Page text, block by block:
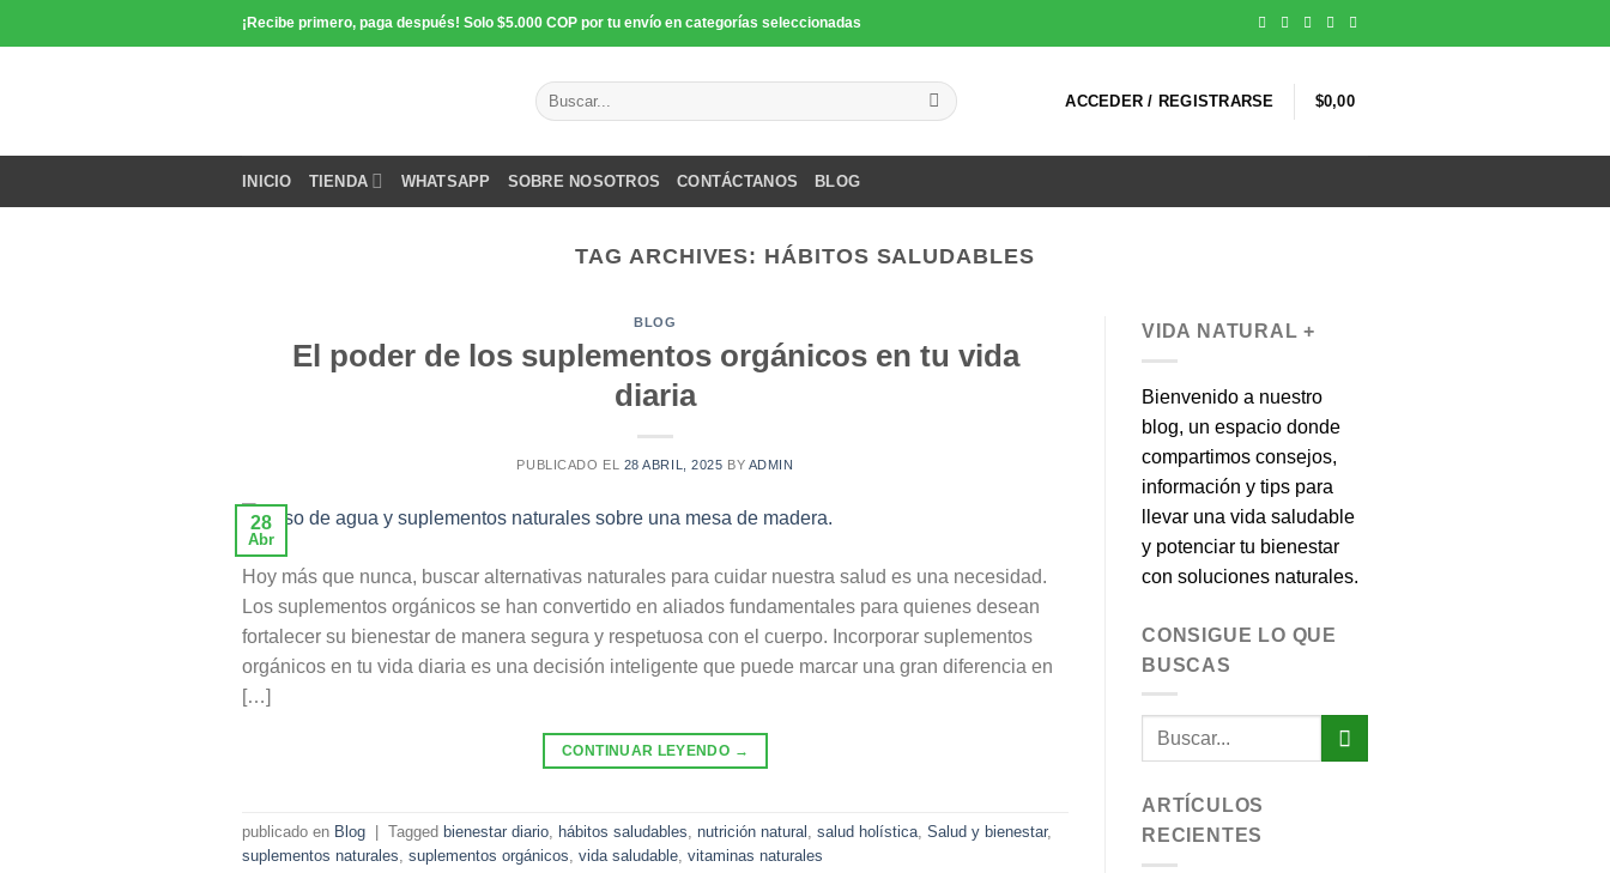
contenido
¡Recibe primero, paga después! Solo $5.000 COP por tu envío en categorías seleccionadas
Buscar
por:
ACCEDER / REGISTRARSE $0,00
INICIO TIENDA WHATSAPP SOBRE NOSOTROS CONTÁCTANOS BLOG
TAG ARCHIVES: HÁBITOS SALUDABLES
BLOG
El poder de los suplementos orgánicos en tu vida
diaria
PUBLICADO EL 28 ABRIL, 2025 BY ADMIN
28
Abr
Hoy más que nunca, buscar alternativas naturales para cuidar nuestra salud es una necesidad.
Los suplementos orgánicos se han convertido en aliados fundamentales para quienes desean
fortalecer su bienestar de manera segura y respetuosa con el cuerpo. Incorporar suplementos
orgánicos en tu vida diaria es una decisión inteligente que puede marcar una gran diferencia en
[…]
CONTINUAR LEYENDO →
publicado en Blog Tagged bienestar diario, hábitos saludables, nutrición natural , salud holística, Salud y bienestar,
suplementos naturales, suplementos orgánicos, vida saludable, vitaminas naturales
VIDA NATURAL +
Bienvenido a nuestro
blog, un espacio donde
compartimos consejos,
información y tips para
llevar una vida saludable
y potenciar tu bienestar
con soluciones naturales.
CONSIGUE LO QUE
BUSCAS
ARTÍCULOS
RECIENTES